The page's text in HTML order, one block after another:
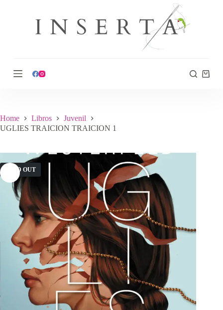
o
t
Home Libros
Juvenil
UGLIES TRAICION TRAICION 1
SOLD OUT